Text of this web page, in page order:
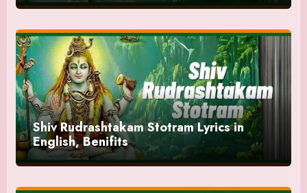
Shiv Rudrashtakam Stotram Lyrics in
English, Benifits